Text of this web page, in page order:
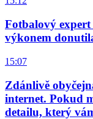
Fotbalový
výkonem
15:07
Zdánlivě
internet. Pokud
detailu, který